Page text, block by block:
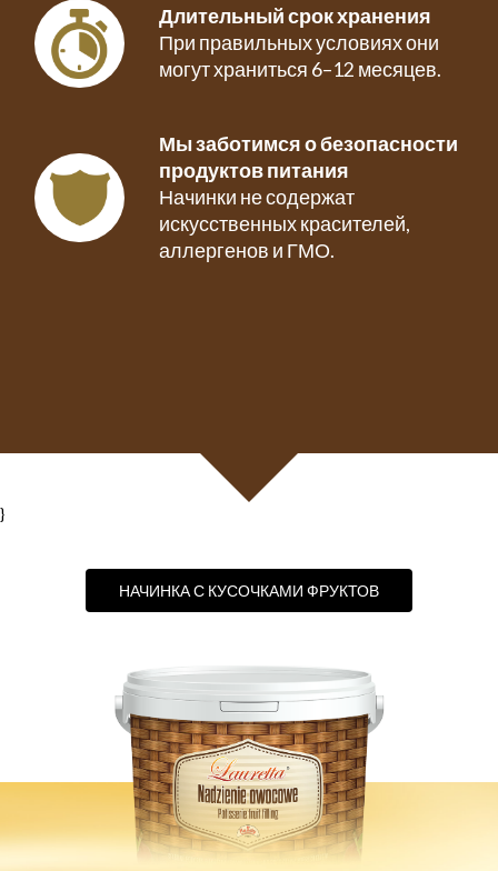
Длительный срок хранения
При правильных условиях они
могут храниться 6–12 месяцев.
Мы заботимся о безопасности
продуктов питания
Начинки не содержат
искусственных красителей,
аллергенов и ГМО.
}
НАЧИНКА С КУСОЧКАМИ ФРУКТОВ